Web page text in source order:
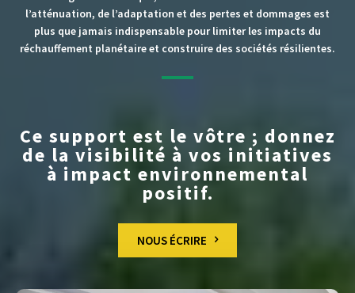
l’atténuation, de l’adaptation et des pertes et dommages est
plus que jamais indispensable pour limiter les impacts du
réchauffement planétaire et construire des sociétés résilientes.
Ce support est le vôtre ; donnez
de la visibilité à vos initiatives
à impact environnemental
positif.
NOUS ÉCRIRE